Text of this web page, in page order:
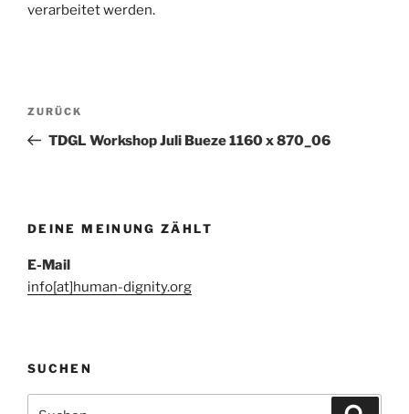
verarbeitet werden.
Beitragsnavigation
Vorheriger
Beitrag
ZURÜCK
TDGL Workshop Juli Bueze 1160 x 870_06
DEINE MEINUNG ZÄHLT
E-Mail
info[at]human-dignity.org
SUCHEN